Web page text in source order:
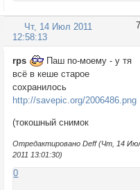
7
Чт, 14 Июл 2011
12:58:13
rps
Паш по-моему - у тя
всё в кеше старое
сохранилось
http://savepic.org/2006486.png
(токошный снимок
Отредактировано Deff (Чт, 14
2011 13:01:30)
0